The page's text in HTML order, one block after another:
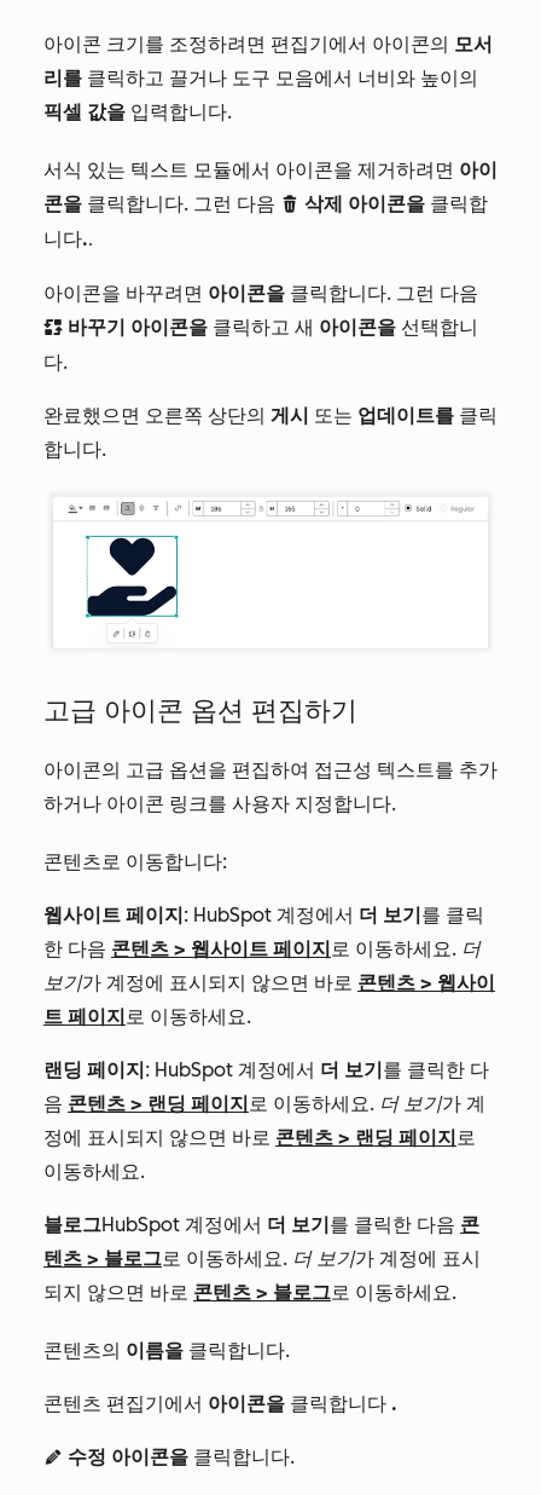
아이콘 크기를 조정하려면 편집기에서 아이콘의 모서
리를 클릭하고 끌거나 도구 모음에서 너비와 높이의
픽셀 값을 입력합니다.
서식 있는 텍스트 모듈에서 아이콘을 제거하려면 아이
콘을 클릭합니다. 그런 다음 delete 삭제 아이콘을 클릭합
니다..
아이콘을 바꾸려면 아이콘을 클릭합니다. 그런 다음
replace 바꾸기 아이콘을 클릭하고 새 아이콘을 선택합니
다.
완료했으면 오른쪽 상단의 게시 또는 업데이트를 클릭
합니다.
고급 아이콘 옵션 편집하기
아이콘의 고급 옵션을 편집하여 접근성 텍스트를 추가
하거나 아이콘 링크를 사용자 지정합니다.
콘텐츠로 이동합니다:
웹사이트 페이지: HubSpot 계정에서 더 보기를 클릭
한 다음 콘텐츠 > 웹사이트 페이지로 이동하세요. 더
보기가 계정에 표시되지 않으면 바로 콘텐츠 > 웹사이
트 페이지로 이동하세요.
랜딩 페이지: HubSpot 계정에서 더 보기를 클릭한 다
음 콘텐츠 > 랜딩 페이지로 이동하세요. 더 보기가 계
정에 표시되지 않으면 바로 콘텐츠 > 랜딩 페이지로
이동하세요.
블로그HubSpot 계정에서 더 보기를 클릭한 다음 콘
텐츠 > 블로그로 이동하세요. 더 보기가 계정에 표시
되지 않으면 바로 콘텐츠 > 블로그로 이동하세요.
콘텐츠의 이름을 클릭합니다.
콘텐츠 편집기에서 아이콘을 클릭합니다 .
edit 수정 아이콘을 클릭합니다.